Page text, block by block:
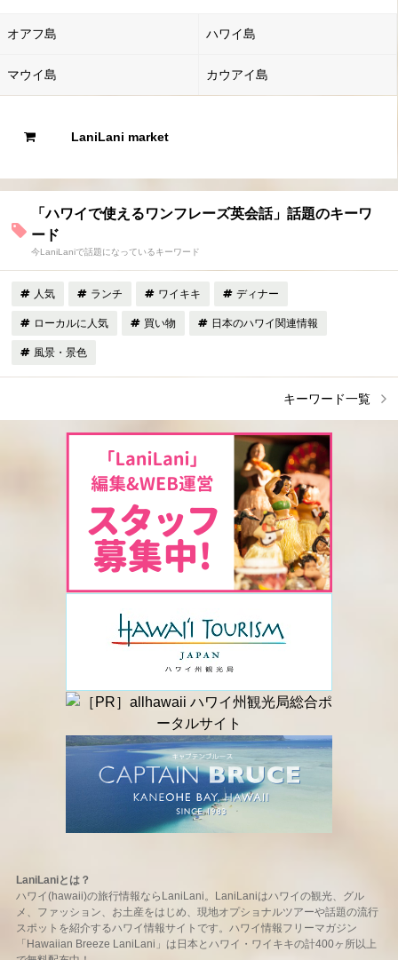
オアフ島 ハワイ島
マウイ島 カウアイ島
LaniLani market
「ハワイで使えるワンフレーズ英会話」話題のキーワ
ード
今LaniLaniで話題になっているキーワード
人気 ランチ ワイキキ ディナー
ローカルに人気 買い物 日本のハワイ関連情報
風景・景色
キーワード一覧
LaniLaniとは？
ハワイ(hawaii)の旅行情報ならLaniLani。LaniLaniはハワイの観光、グル
メ、ファッション、お土産をはじめ、現地オプショナルツアーや話題の流行
スポットを紹介するハワイ情報サイトです。ハワイ情報フリーマガジン
「Hawaiian Breeze LaniLani」は日本とハワイ・ワイキキの計400ヶ所以上